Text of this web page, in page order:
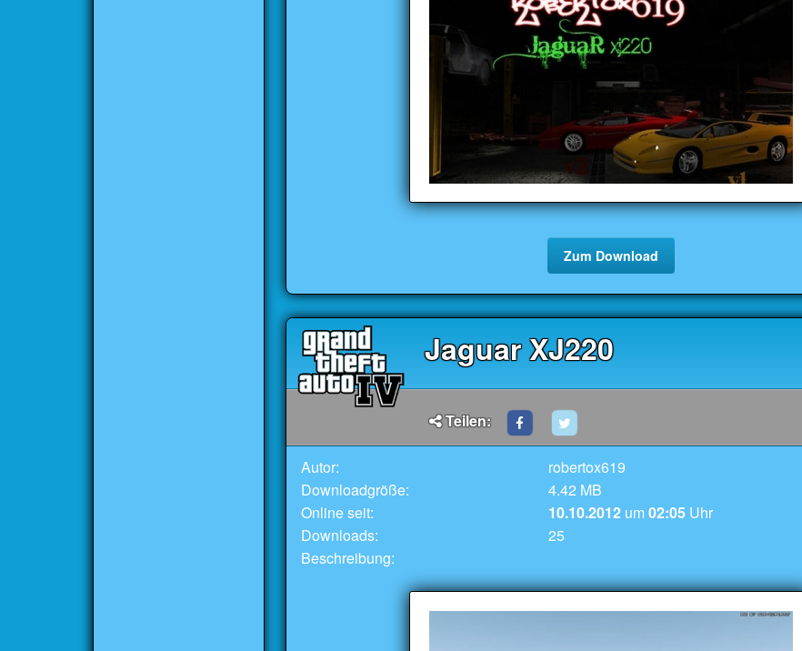
Zum Download
Jaguar XJ220
Teilen:
Autor:
robertox619
Downloadgröße:
4.42 MB
Online seit:
10.10.2012um02:05Uhr
Downloads:
25
Beschreibung: